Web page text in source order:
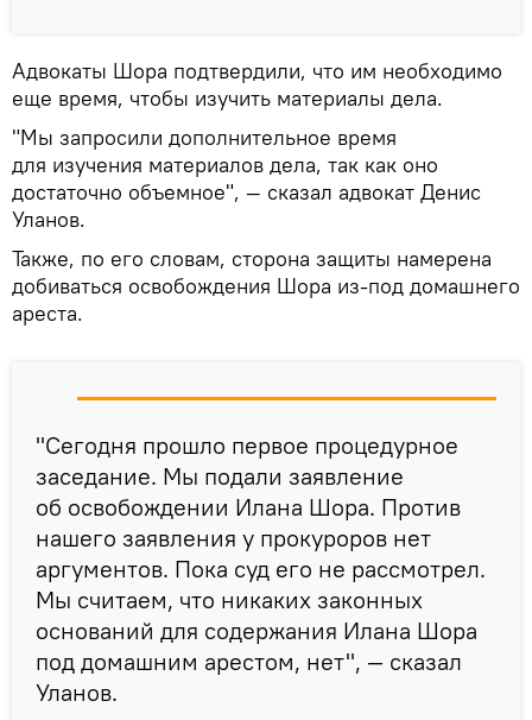
Адвокаты Шора подтвердили, что им необходимо
еще время, чтобы изучить материалы дела.
"Мы запросили дополнительное время
для изучения материалов дела, так как оно
достаточно объемное", — сказал адвокат Денис
Уланов.
Также, по его словам, сторона защиты намерена
добиваться освобождения Шора из-под домашнего
ареста.
"Сегодня прошло первое процедурное
заседание. Мы подали заявление
об освобождении Илана Шора. Против
нашего заявления у прокуроров нет
аргументов. Пока суд его не рассмотрел.
Мы считаем, что никаких законных
оснований для содержания Илана Шора
под домашним арестом, нет", — сказал
Уланов.